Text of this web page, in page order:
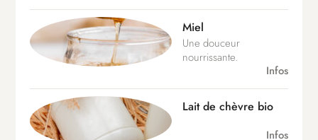
Miel
Une douceur
nourrissante.
Infos
Lait de chèvre bio
Infos